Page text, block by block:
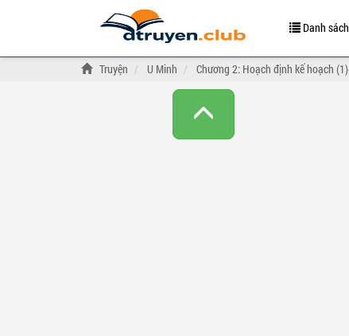
Danh sách
Truyện U Minh Chương 2: Hoạch định kế hoạch (1)